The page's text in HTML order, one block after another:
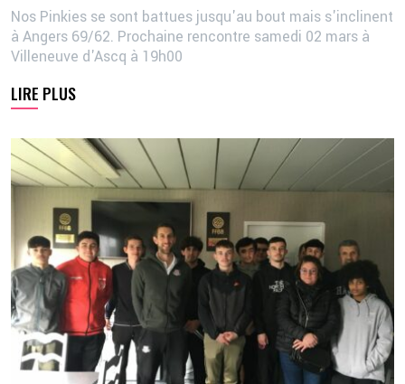
Nos Pinkies se sont battues jusqu'au bout mais s'inclinent
à Angers 69/62. Prochaine rencontre samedi 02 mars à
Villeneuve d'Ascq à 19h00
LIRE PLUS